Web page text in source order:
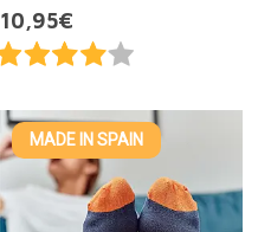
10,95€
MADE IN SPAIN